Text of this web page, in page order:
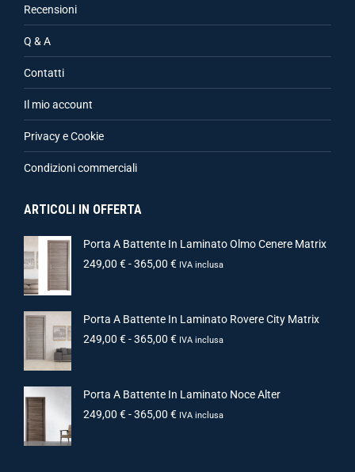
Recensioni
Q & A
Contatti
Il mio account
Privacy e Cookie
Condizioni commerciali
ARTICOLI IN OFFERTA
Porta A Battente In Laminato Olmo Cenere Matrix
249,00 €-365,00 € IVA inclusa
Porta A Battente In Laminato Rovere City Matrix
249,00 €-365,00 € IVA inclusa
Porta A Battente In Laminato Noce Alter
249,00 €-365,00 € IVA inclusa